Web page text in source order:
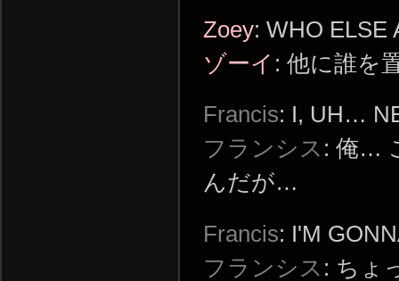
Zoey: WHO ELSE
ゾーイ : 他に誰を
Francis: I, UH…
フランシス : 俺…
んだが…
Francis: I'M
フランシス : ちょ